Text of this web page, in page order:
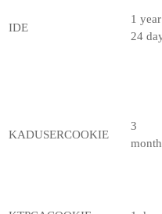
IDE
1 year
24
KADUSERCOOKIE
3